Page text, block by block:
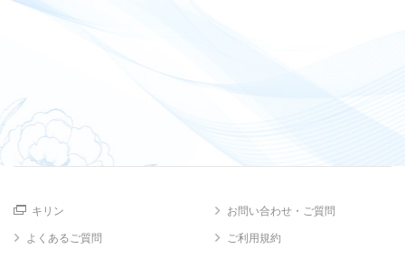
キリン お問い合わせ・ご質問
よくあるご質問 ご利用規約